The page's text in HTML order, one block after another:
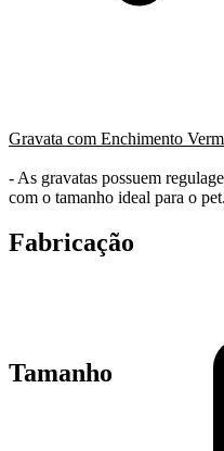
Gravata com Enchimento
- As gravatas possuem
com o tamanho ideal para o pet.
Fabricação
Tamanho